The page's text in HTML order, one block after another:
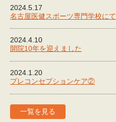
2024.5.17
名古屋医健スポーツ専門学校にて
2024.4.10
開院10年を迎えました
2024.1.20
プレコンセプションケア②
一覧を見る